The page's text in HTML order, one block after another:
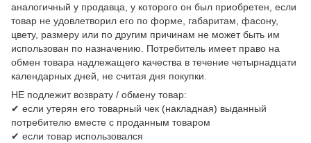
аналогичный у продавца, у которого он был приобретен, если
товар не удовлетворил его по форме, габаритам, фасону,
цвету, размеру или по другим причинам не может быть им
использован по назначению. Потребитель имеет право на
обмен товара надлежащего качества в течение четырнадцати
календарных дней, не считая дня покупки.
НЕ подлежит возврату / обмену товар:
✔ если утерян его товарный чек (накладная) выданный
потребителю вместе с проданным товаром
✔ если товар использовался